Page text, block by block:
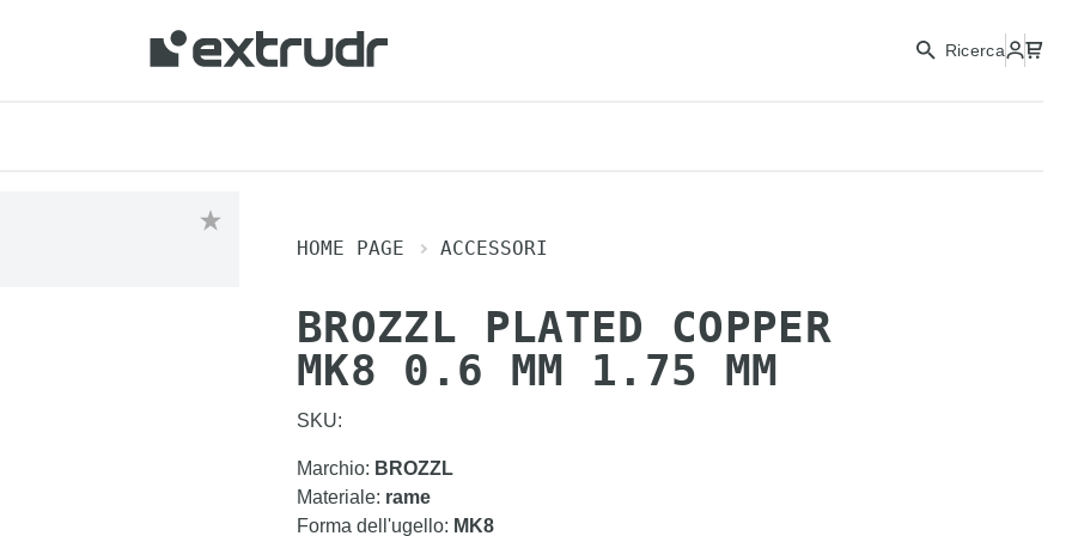
Ricerca
HOME PAGE ACCESSORI
BROZZL PLATED COPPER
MK8 0.6 MM 1.75 MM
SKU:
Marchio: BROZZL
Materiale: rame
Forma dell'ugello: MK8